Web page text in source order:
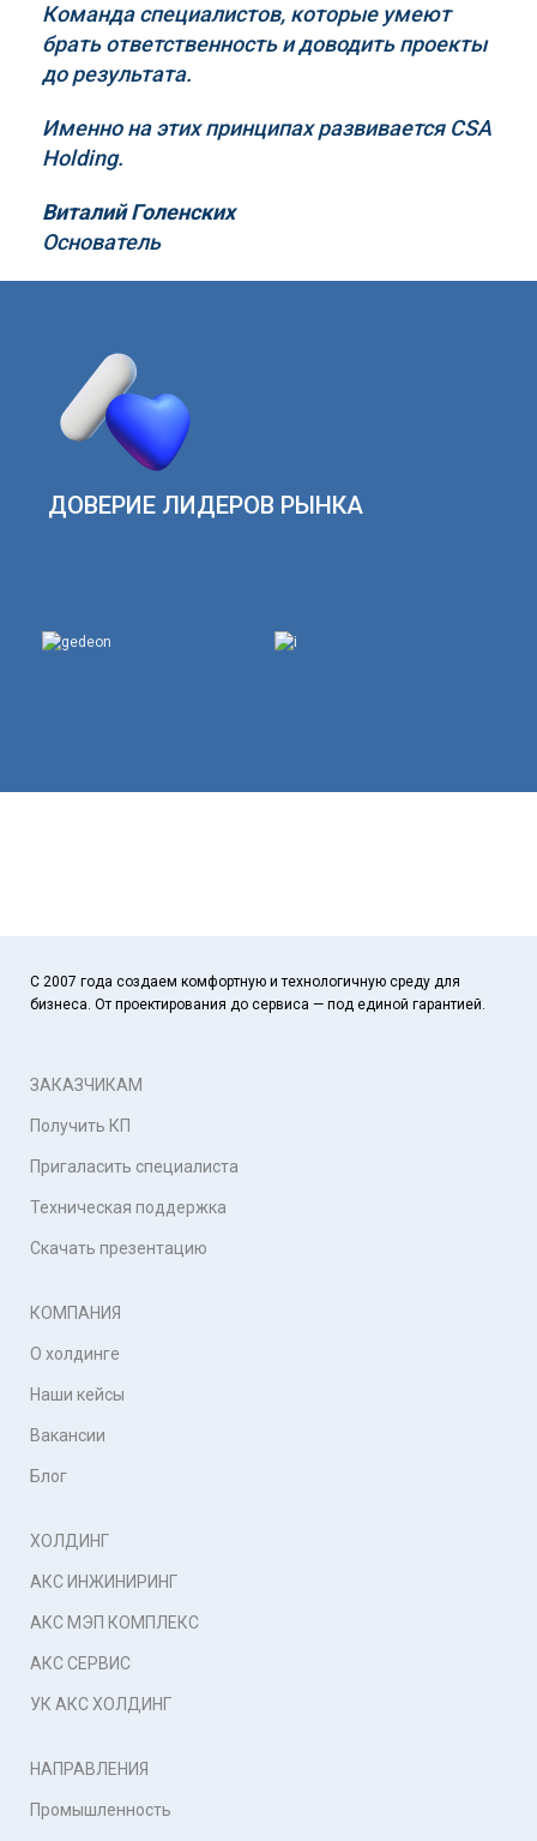
Команда специалистов, которые умеют
брать ответственность и доводить проекты
до результата.
Именно на этих принципах развивается CSA
Holding.
Виталий Голенских
Основатель
ДОВЕРИЕ ЛИДЕРОВ РЫНКА
С 2007 года создаем комфортную и технологичную среду для
бизнеса. От проектирования до сервиса — под единой гарантией.
ЗАКАЗЧИКАМ
Получить КП
Пригаласить специалиста
Техническая поддержка
Скачать презентацию
КОМПАНИЯ
О холдинге
Наши кейсы
Вакансии
Блог
ХОЛДИНГ
АКС ИНЖИНИРИНГ
АКС МЭП КОМПЛЕКС
АКС СЕРВИС
УК АКС ХОЛДИНГ
НАПРАВЛЕНИЯ
Промышленность